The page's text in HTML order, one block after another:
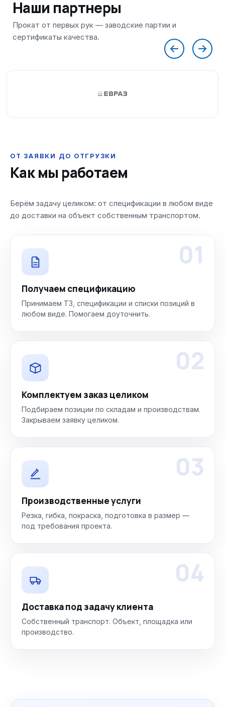
Наши партнеры
ОТ ЗАЯВКИ ДО ОТГРУЗКИ
Как мы работаем
Берём задачу целиком: от спецификации в любом виде
до доставки на объект собственным транспортом.
01
Получаем спецификацию
Принимаем ТЗ, спецификации и списки позиций в
любом виде. Помогаем доуточнить.
02
Комплектуем заказ целиком
Подбираем позиции по складам и производствам.
Закрываем заявку целиком.
03
Производственные услуги
Резка, гибка, покраска, подготовка в размер —
под требования проекта.
04
Доставка под задачу клиента
Собственный транспорт. Объект, площадка или
производство.